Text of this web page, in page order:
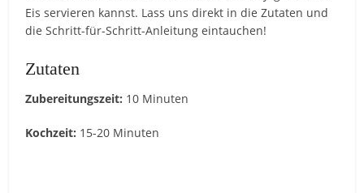
Eis servieren kannst. Lass uns direkt in die Zutaten und
die Schritt-für-Schritt-Anleitung eintauchen!
Zutaten
Zubereitungszeit: 10 Minuten
Kochzeit: 15-20 Minuten